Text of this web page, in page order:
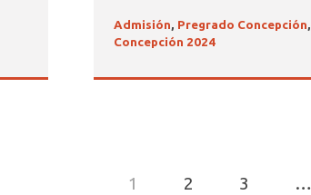
Admisión, Pregrado Concepción,
Concepción 2024
1 2 3 …